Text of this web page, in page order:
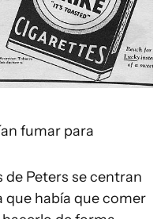
fumar para
de Peters se centran
que había que comer